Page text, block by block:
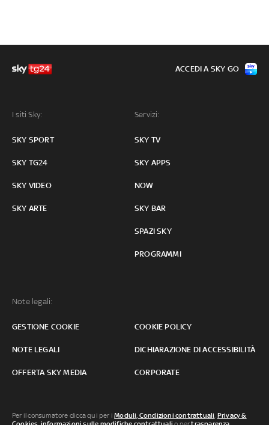
I siti Sky:
SKY SPORT
SKY TG24
SKY VIDEO
SKY ARTE
Servizi:
SKY TV
SKY APPS
NOW
SKY BAR
SPAZI SKY
PROGRAMMI
Note legali:
GESTIONE COOKIE COOKIE POLICY
NOTE LEGALI DICHIARAZIONE DI ACCESSIBILITÀ
OFFERTA SKY MEDIA CORPORATE
ACCEDI A SKY GO
Per il consumatore clicca qui per iModuli, Condizioni contrattuali, Privacy &